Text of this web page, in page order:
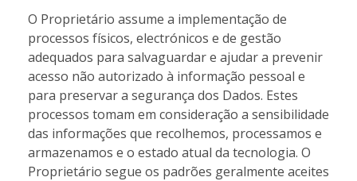
O Proprietário assume a implementação de
processos físicos, electrónicos e de gestão
adequados para salvaguardar e ajudar a prevenir
acesso não autorizado à informação pessoal e
para preservar a segurança dos Dados. Estes
processos tomam em consideração a sensibilidade
das informações que recolhemos, processamos e
armazenamos e o estado atual da tecnologia. O
Proprietário segue os padrões geralmente aceites